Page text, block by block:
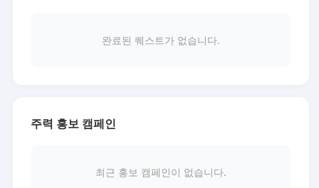
완료된 퀘스트가 없습니다.
주력 홍보 캠페인
최근 홍보 캠페인이 없습니다.